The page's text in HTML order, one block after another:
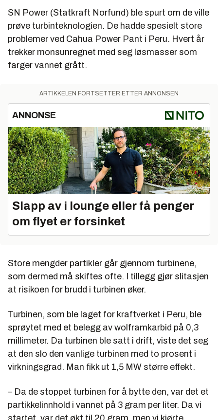
SN Power (Statkraft Norfund) ble spurt om de ville
prøve turbinteknologien. De hadde spesielt store
problemer ved Cahua Power Pant i Peru. Hvert år
trekker monsunregnet med seg løsmasser som
farger vannet grått.
ARTIKKELEN FORTSETTER ETTER ANNONSEN
ANNONSE
Slapp av i lounge eller få penger
om flyet er forsinket
Store mengder partikler går gjennom turbinene,
som dermed må skiftes ofte. I tillegg gjør slitasjen
at risikoen for brudd i turbinen øker.
Turbinen, som ble laget for kraftverket i Peru, ble
sprøytet med et belegg av wolframkarbid på 0,3
millimeter. Da turbinen ble satt i drift, viste det seg
at den slo den vanlige turbinen med to prosent i
virkningsgrad. Man fikk ut 1,5 MW større effekt.
– Da de stoppet turbinen for å bytte den, var det et
partikkelinnhold i vannet på 3 gram per liter. Da vi
startet, var det økt til 20 gram, men vi kjørte